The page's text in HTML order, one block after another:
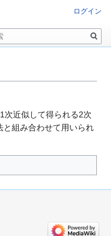
次近似して得られる2次
組み合わせて用いられ
ログイン